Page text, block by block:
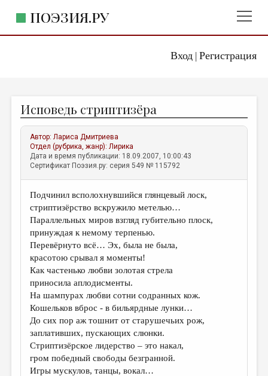
Вход| Регистрация
ПОЭЗИЯ.РУ
ЖАНРЫ
АВТОРЫ
КОММЕНТАРИИ
ЛИТСАЛОН
НОВОСТИ
ПРАВИЛА САЙТА
ОТДЕЛЫ И РУБРИКИ
ИЗБРАННОЕ
ДАЙДЖЕСТ
ПРОИЗВЕДЕНИЯ
ПЕРЕВОДЫ
КОНКУРСЫ
ДЕТСКАЯ КОМНАТА
Исповедь стриптизёра
Автор:Лариса Дмитриева
Отдел (рубрика, жанр):Лирика
Дата и время публикации: 18.09.2007, 10:00:43
Сертификат Поэзия.ру: серия 549 № 115792
Подчинил всполохнувшийся глянцевый лоск,
стриптизёрство вскружило метелью…
Параллельных миров взгляд губительно плоск,
принуждая к немому терпенью.
Перевёрнуто всё… Эх, была не была,
красотою срывал я моменты!
Как частенько любви золотая стрела
приносила аплодисменты.
На шампурах любви сотни содранных кож.
Кошельков вброс - в бильярдные лунки…
До сих пор аж тошнит от старушечьих рож,
заплативших, пускающих слюнки.
Стриптизёрское лидерство – это накал,
гром победный свободы безгранной.
Игры мускулов, танцы, вокал…